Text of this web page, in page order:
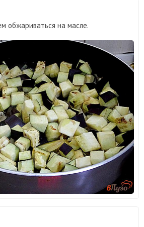
обжариваться на масле.